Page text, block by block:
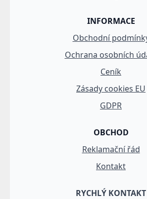
INFORMACE
Obchodní
Ochrana osobních
Ceník
Zásady cookies EU
GDPR
OBCHOD
Reklamační řád
Kontakt
RYCHLÝ KONTAKT